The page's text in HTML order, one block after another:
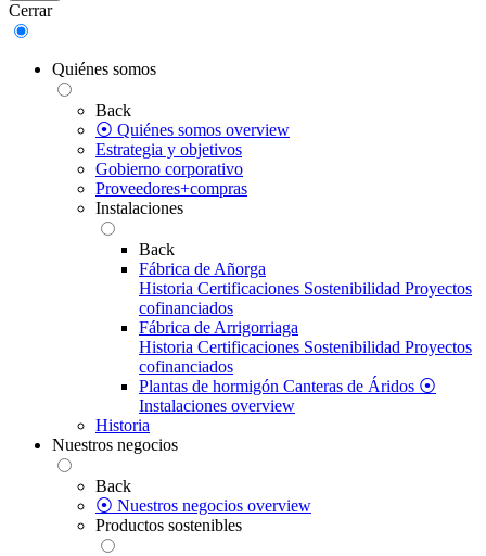
Cerrar
Quiénes somos
Back
⦿ Quiénes somos overview
Estrategia y objetivos
Gobierno corporativo
Proveedores+compras
Instalaciones
Back
Fábrica de Añorga
Historia Certificaciones Sostenibilidad Proyectos
cofinanciados
Fábrica de Arrigorriaga
Historia Certificaciones Sostenibilidad Proyectos
cofinanciados
Plantas de hormigón Canteras de Áridos ⦿
Instalaciones overview
Historia
Nuestros negocios
Back
⦿ Nuestros negocios overview
Productos sostenibles